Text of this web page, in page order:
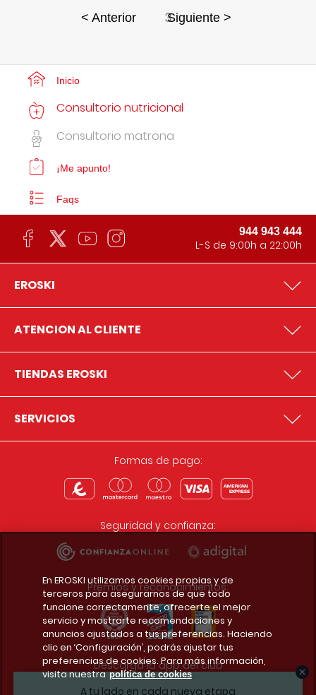
< Anterior 3Siguiente >
A tu lado en cada nueva etapa
Inicio
Consultorio nutricional
Consultorio matrona
¡Me apunto!
Faqs
944 943 444
L-S de 9:00h a 22:00h
EROSKI
ATENCION AL CLIENTE
TIENDAS EROSKI
SERVICIOS
Formas de pago:
Seguridad y confianza:
Premios y reconocimientos:
Descarga la app del club
En EROSKI utilizamos cookies propias y de
terceros para asegurarnos de que todo
funcione correctamente, ofrecerte el mejor
servicio y mostrarte recomendaciones y
anuncios ajustados a tus preferencias. Haciendo
clic en ‘Configuración’, podrás ajustar tus
preferencias de cookies. Para más información,
visita nuestra política de cookies